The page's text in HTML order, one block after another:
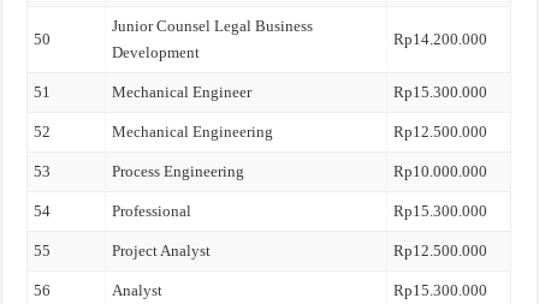
50
Junior Counsel Legal Business
Development
Rp14.200.000
51 Mechanical Engineer Rp15.300.000
52 Mechanical Engineering Rp12.500.000
53 Process Engineering Rp10.000.000
54 Professional Rp15.300.000
55 Project Analyst Rp12.500.000
56 Analyst Rp15.300.000